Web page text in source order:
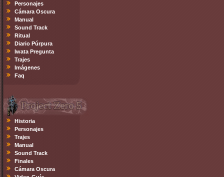
Personajes
Cámara Oscura
Manual
Sound Track
Ritual
Diario Púrpura
Iwata Pregunta
Trajes
Imágenes
Faq
Historia
Personajes
Trajes
Manual
Sound Track
Finales
Cámara Oscura